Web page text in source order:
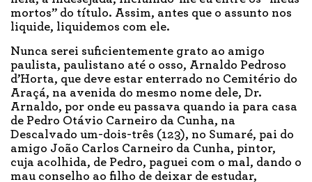
mortos” do título. Assim, antes que o assunto nos
liquide, liquidemos com ele.
Nunca serei suficientemente grato ao amigo
paulista, paulistano até o osso, Arnaldo Pedroso
d’Horta, que deve estar enterrado no Cemitério do
Araçá, na avenida do mesmo nome dele, Dr.
Arnaldo, por onde eu passava quando ia para casa
de Pedro Otávio Carneiro da Cunha, na
Descalvado um-dois-três (123), no Sumaré, pai do
amigo João Carlos Carneiro da Cunha, pintor,
cuja acolhida, de Pedro, paguei com o mal, dando o
mau conselho ao filho de deixar de estudar,